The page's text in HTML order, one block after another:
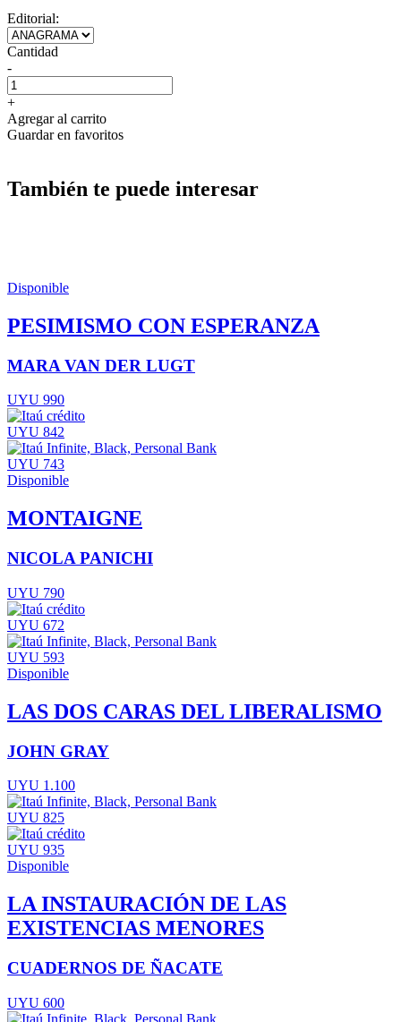
Editorial:
Cantidad
-
+
Agregar al carrito
Guardar en favoritos
También te puede interesar
Disponible
PESIMISMO CON ESPERANZA
MARA VAN DER LUGT
UYU 990
UYU 842
UYU 743
Disponible
MONTAIGNE
NICOLA PANICHI
UYU 790
UYU 672
UYU 593
Disponible
LAS DOS CARAS DEL LIBERALISMO
JOHN GRAY
UYU 1.100
UYU 825
UYU 935
Disponible
LA INSTAURACIÓN DE LAS
EXISTENCIAS MENORES
CUADERNOS DE ÑACATE
UYU 600